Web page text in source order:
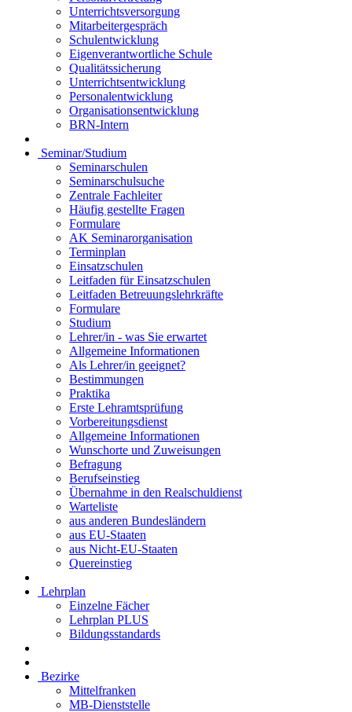
Unterrichtsversorgung
Mitarbeitergespräch
Schulentwicklung
Eigenverantwortliche Schule
Qualitätssicherung
Unterrichtsentwicklung
Personalentwicklung
Organisationsentwicklung
BRN-Intern
Seminar/Studium
Seminarschulen
Seminarschulsuche
Zentrale Fachleiter
Häufig gestellte Fragen
Formulare
AK Seminarorganisation
Terminplan
Einsatzschulen
Leitfaden für Einsatzschulen
Leitfaden Betreuungslehrkräfte
Formulare
Studium
Lehrer/in - was Sie erwartet
Allgemeine Informationen
Als Lehrer/in geeignet?
Bestimmungen
Praktika
Erste Lehramtsprüfung
Vorbereitungsdienst
Allgemeine Informationen
Wunschorte und Zuweisungen
Befragung
Berufseinstieg
Übernahme in den Realschuldienst
Warteliste
aus anderen Bundesländern
aus EU-Staaten
aus Nicht-EU-Staaten
Quereinstieg
Lehrplan
Einzelne Fächer
Lehrplan PLUS
Bildungsstandards
Bezirke
Mittelfranken
MB-Dienststelle